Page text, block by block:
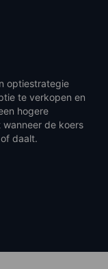
optiestrategie
te verkopen en
hogere
de koers
daalt.